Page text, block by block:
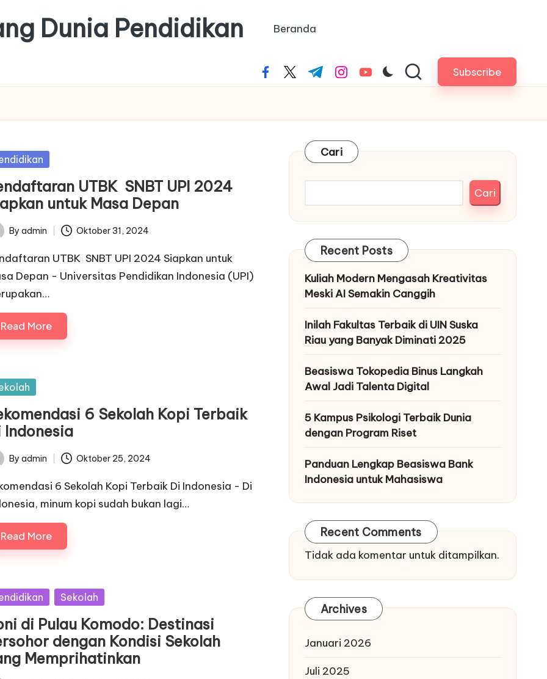
Dunia Pendidikan Beranda
facebook.com
twitter.com
t.me instagram.com
youtube.com Subscribe
UTBK SNBT UPI 2024
untuk Masa Depan
By admin Oktober 31, 2024
UTBK SNBT UPI 2024 Siapkan untuk
Depan - Universitas Pendidikan Indonesia (UPI)
Read More
6 Sekolah Kopi Terbaik
Indonesia
By admin Oktober 25, 2024
6 Sekolah Kopi Terbaik Di Indonesia - Di
minum kopi sudah bukan lagi…
Read More
Sekolah
di Pulau Komodo: Destinasi
dengan Kondisi Sekolah
Memprihatinkan
Cari
Cari
Recent Posts
Kuliah Modern Mengasah Kreativitas
Meski AI Semakin Canggih
Inilah Fakultas Terbaik di UIN Suska
Riau yang Banyak Diminati 2025
Beasiswa Tokopedia Binus Langkah
Awal Jadi Talenta Digital
5 Kampus Psikologi Terbaik Dunia
dengan Program Riset
Panduan Lengkap Beasiswa Bank
Indonesia untuk Mahasiswa
Recent Comments
Tidak ada komentar untuk ditampilkan.
Archives
Januari 2026
Juli 2025